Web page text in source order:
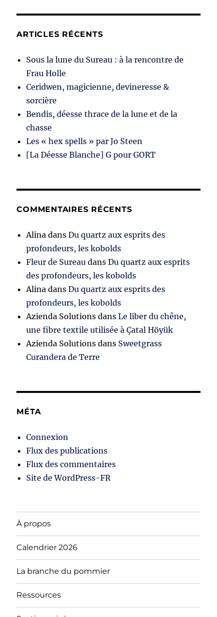
ARTICLES RÉCENTS
Sous la lune du Sureau : à la rencontre de
Frau Holle
Ceridwen, magicienne, devineresse &
sorcière
Bendis, déesse thrace de la lune et de la
chasse
Les « hex spells » par Jo Steen
[La Déesse Blanche] G pour GORT
COMMENTAIRES RÉCENTS
Alina dansDu quartz aux esprits des
profondeurs, les kobolds
Fleur de Sureau dansDu quartz aux esprits
des profondeurs, les kobolds
Alina dansDu quartz aux esprits des
profondeurs, les kobolds
Azienda Solutions dansLe liber du chêne,
une fibre textile utilisée à Çatal Höyük
Azienda Solutions dans Sweetgrass
Curandera de Terre
MÉTA
Connexion
Flux des publications
Flux des commentaires
Site de WordPress-FR
À propos
Calendrier 2026
La branche du pommier
Ressources